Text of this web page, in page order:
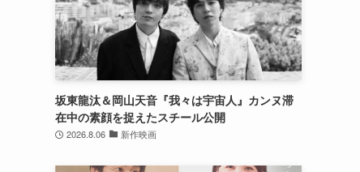
坂東龍汰＆岡山天音『我々は宇宙人』カンヌ滞
在中の素顔を捉えたスチール公開
2026.8.06 新作映画